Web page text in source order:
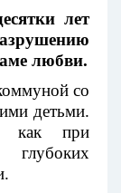
лет
любви.
со
детьми.
как при
глубоких